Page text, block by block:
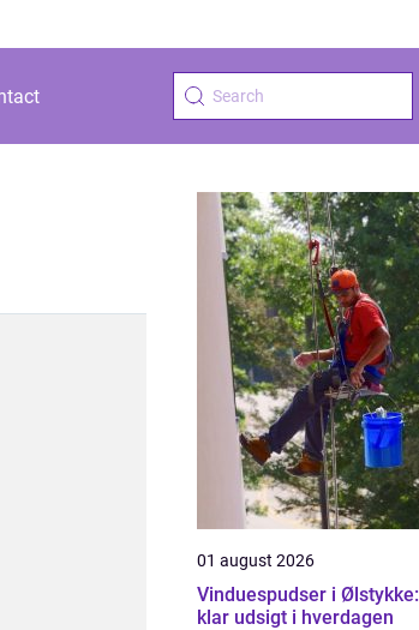
01 august 2026
Vinduespudser i Ølstykke:
klar udsigt i hverdagen